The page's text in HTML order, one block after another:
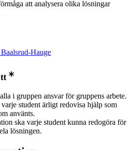
att analysera olika lösningar
Hauge
i gruppen ansvar för gruppens arbete.
student ärligt redovisa hjälp som
använts.
ska varje student kunna redogöra för
lösningen.